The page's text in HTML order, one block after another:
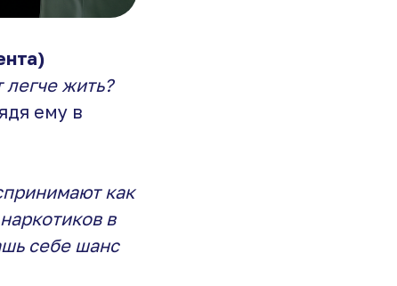
легче жить?
ему в
как
в
себе шанс